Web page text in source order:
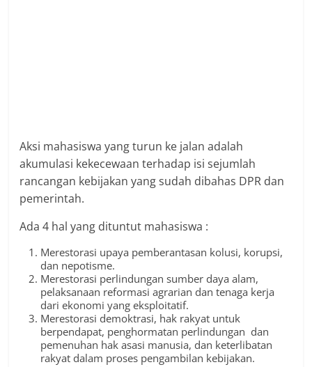
Aksi mahasiswa yang turun ke jalan adalah
akumulasi kekecewaan terhadap isi sejumlah
rancangan kebijakan yang sudah dibahas DPR dan
pemerintah.
Ada 4 hal yang dituntut mahasiswa :
Merestorasi upaya pemberantasan kolusi, korupsi,
dan nepotisme.
Merestorasi perlindungan sumber daya alam,
pelaksanaan reformasi agrarian dan tenaga kerja
dari ekonomi yang eksploitatif.
Merestorasi demoktrasi, hak rakyat untuk
berpendapat, penghormatan perlindungan dan
pemenuhan hak asasi manusia, dan keterlibatan
rakyat dalam proses pengambilan kebijakan.